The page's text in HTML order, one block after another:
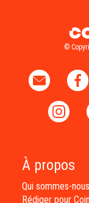
©
À propos
Qui sommes-
Rédiger pour